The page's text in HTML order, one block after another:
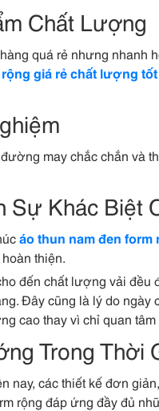
Chất Lượng
quá rẻ nhưng nhanh
giá rẻ chất lượng tốt
may chắc chắn và
Sự Khác Biệt
áo thun nam đen form
thiện.
đến chất lượng vải đều
Đây cũng là lý do
cao thay vì chỉ quan
Trong Thời
nay, các thiết kế đơn
rộng đáp ứng đầy đủ